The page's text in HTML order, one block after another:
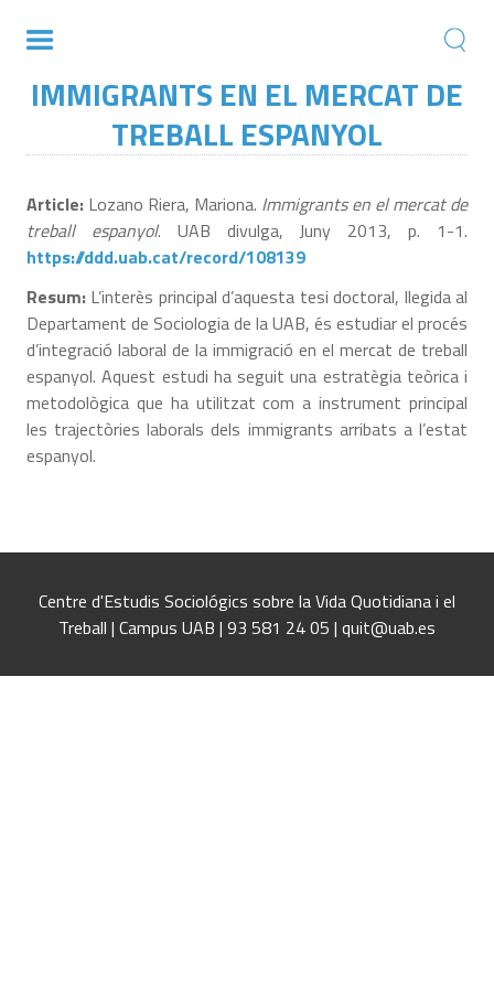
IMMIGRANTS EN EL MERCAT DE
TREBALL ESPANYOL
Article: Lozano Riera, Mariona. Immigrants en el mercat de
treball espanyol. UAB divulga, Juny 2013, p. 1-1.
https://ddd.uab.cat/record/108139
Resum: L’interès principal d’aquesta tesi doctoral, llegida al
Departament de Sociologia de la UAB, és estudiar el procés
d’integració laboral de la immigració en el mercat de treball
espanyol. Aquest estudi ha seguit una estratègia teòrica i
metodològica que ha utilitzat com a instrument principal
les trajectòries laborals dels immigrants arribats a l’estat
espanyol.
Centre d'Estudis Sociológics sobre la Vida Quotidiana i el
Treball | Campus UAB | 93 581 24 05 | quit@uab.es